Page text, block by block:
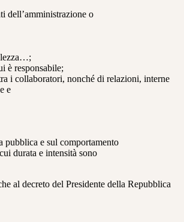
dell’amministrazione o
è responsabile;
i collaboratori, nonché di relazioni, interne
e
pubblica e sul comportamento
durata e intensità sono
decreto del Presidente della Repubblica